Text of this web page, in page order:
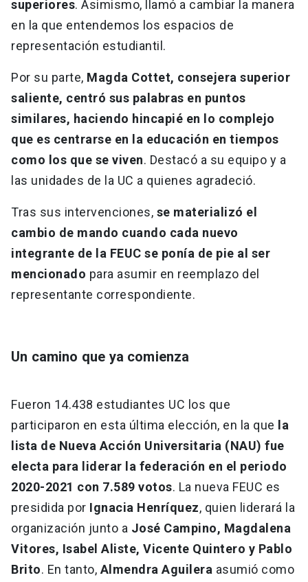
superiores. Asimismo, llamó a cambiar la manera
en la que entendemos los espacios de
representación estudiantil.
Por su parte, Magda Cottet, consejera superior
saliente, centró sus palabras en puntos
similares, haciendo hincapié en lo complejo
que es centrarse en la educación en tiempos
como los que se viven. Destacó a su equipo y a
las unidades de la UC a quienes agradeció.
Tras sus intervenciones, se materializó el
cambio de mando cuando cada nuevo
integrante de la FEUC se ponía de pie al ser
mencionado para asumir en reemplazo del
representante correspondiente.
Un camino que ya comienza
Fueron 14.438 estudiantes UC los que
participaron en esta última elección, en la que la
lista de Nueva Acción Universitaria (NAU) fue
electa para liderar la federación en el periodo
2020-2021 con 7.589 votos. La nueva FEUC es
presidida por Ignacia Henríquez, quien liderará la
organización junto a José Campino, Magdalena
Vitores, Isabel Aliste, Vicente Quintero y Pablo
Brito. En tanto, Almendra Aguilera asumió como